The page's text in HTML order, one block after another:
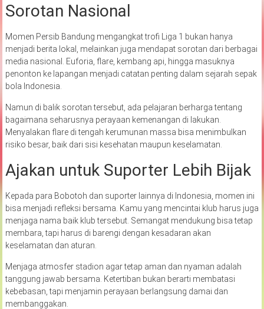
Sorotan Nasional
Momen Persib Bandung mengangkat trofi Liga 1 bukan hanya
menjadi berita lokal, melainkan juga mendapat sorotan dari berbagai
media nasional. Euforia, flare, kembang api, hingga masuknya
penonton ke lapangan menjadi catatan penting dalam sejarah sepak
bola Indonesia.
Namun di balik sorotan tersebut, ada pelajaran berharga tentang
bagaimana seharusnya perayaan kemenangan di lakukan.
Menyalakan flare di tengah kerumunan massa bisa menimbulkan
risiko besar, baik dari sisi kesehatan maupun keselamatan.
Ajakan untuk Suporter Lebih Bijak
Kepada para Bobotoh dan suporter lainnya di Indonesia, momen ini
bisa menjadi refleksi bersama. Kamu yang mencintai klub harus juga
menjaga nama baik klub tersebut. Semangat mendukung bisa tetap
membara, tapi harus di barengi dengan kesadaran akan
keselamatan dan aturan.
Menjaga atmosfer stadion agar tetap aman dan nyaman adalah
tanggung jawab bersama. Ketertiban bukan berarti membatasi
kebebasan, tapi menjamin perayaan berlangsung damai dan
membanggakan.